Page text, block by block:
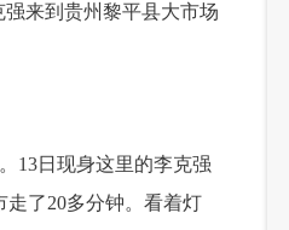
来到贵州黎平县大市场
13日现身这里的李克强
了20多分钟。看着灯